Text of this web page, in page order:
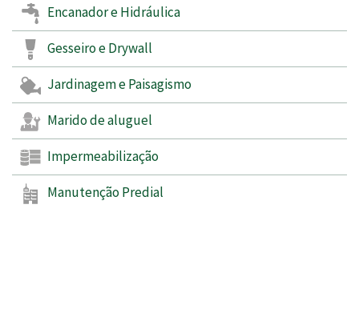
Encanador e Hidráulica
Gesseiro e Drywall
Jardinagem e Paisagismo
Marido de aluguel
Impermeabilização
Manutenção Predial